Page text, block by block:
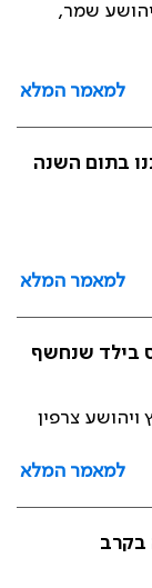
יהושע שמר,
למאמר המלא
בתום השנה
למאמר המלא
בילד שנחשף
ויהושע צרפין
למאמר המלא
בקרב